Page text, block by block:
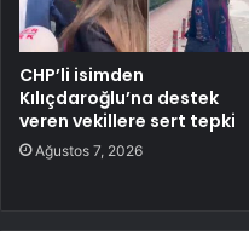
CHP’li isimden
Kılıçdaroğlu’na destek
veren vekillere sert tepki
Ağustos 7, 2026